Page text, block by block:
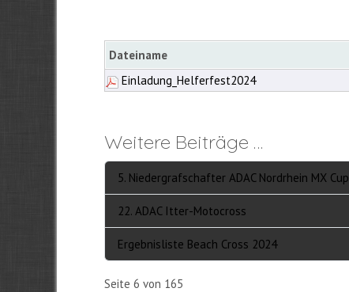
Dateiname
Einladung_Helferfest2024
Weitere Beiträge …
5. Niedergrafschafter ADAC Nordrhein MX Cup
22. ADAC Itter-Motocross
Ergebnisliste Beach Cross 2024
Seite 6 von 165